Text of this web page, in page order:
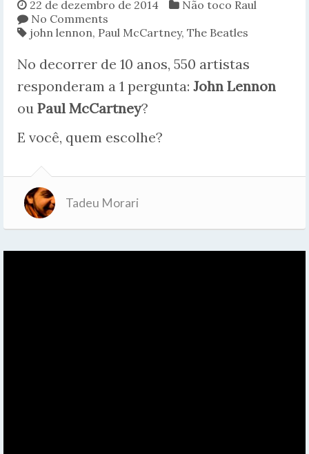
22 de dezembro de 2014
Não toco Raul
No Comments
john lennon, Paul McCartney, The Beatles
No decorrer de 10 anos, 550 artistas
responderam a 1 pergunta: John Lennon
ou Paul McCartney?
E você, quem escolhe?
Tadeu Morari